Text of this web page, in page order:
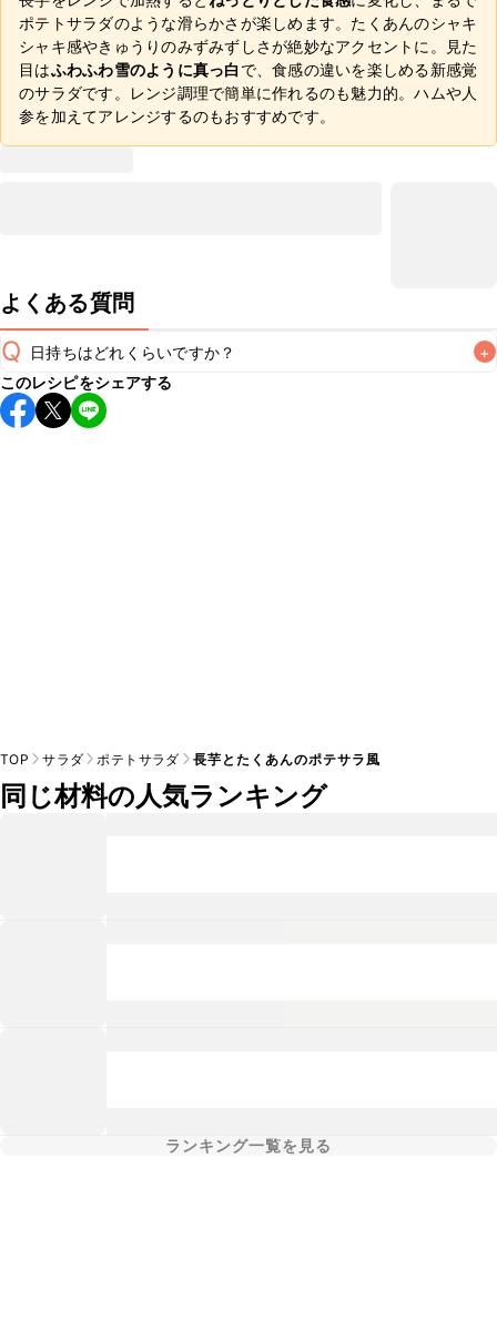
ポテトサラダのような滑らかさが楽しめます。たくあんのシャキ
シャキ感やきゅうりのみずみずしさが絶妙なアクセントに。見た
目はふわふわ雪のように真っ白 で、食感の違いを楽しめる新感覚
のサラダです。レンジ調理で簡単に作れるのも魅力的。ハムや人
参を加えてアレンジするのもおすすめです。
よくある質問
Q 日持ちはどれくらいですか？ +
保存期間は冷蔵で当日中が目安です。なるべくお早めにお召
し上がりください。
このレシピをシェアする
TOP サラダ ポテトサラダ 長芋とたくあんのポテサラ風
同じ材料の人気ランキング
ランキング一覧を見る